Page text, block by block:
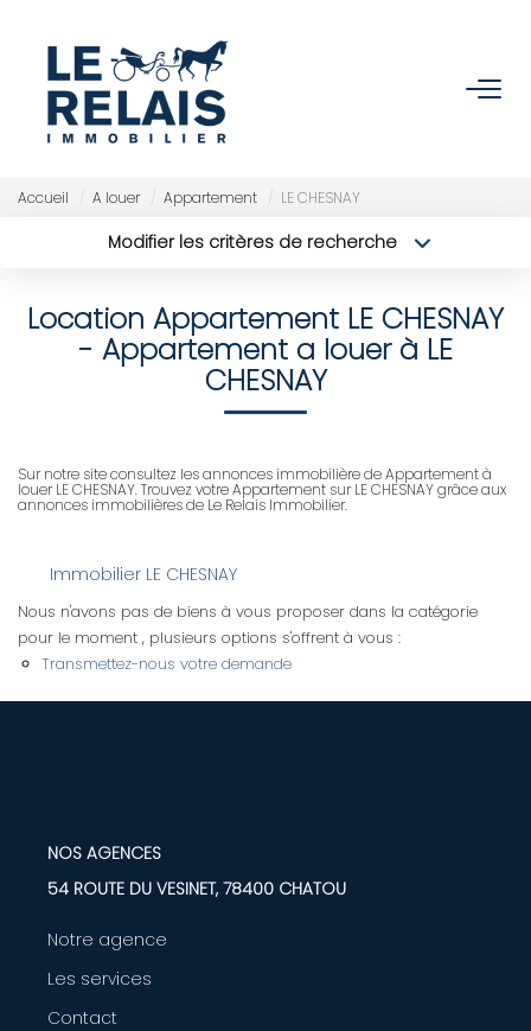
ACHETER
Nos Biens
VENDRE/ESTIMER
Nos Références
Nos Services
Nos Biens
Nos Biens
Accueil A louer Appartement LE CHESNAY
Modifier les critères de recherche
Sélectionnez...
Type de bien
Surface min
Location Appartement LE CHESNAY
- Appartement a louer à LE
CHESNAY
Sur notre site consultez les annonces immobilière de Appartement à
louer LE CHESNAY. Trouvez votre Appartement sur LE CHESNAY grâce aux
annonces immobilières de Le Relais Immobilier.
Immobilier LE CHESNAY
Nous n'avons pas de biens à vous proposer dans la catégorie
pour le moment , plusieurs options s'offrent à vous :
Transmettez-nous votre demande
NOS AGENCES
54 ROUTE DU VESINET, 78400 CHATOU
Notre agence
Les services
Contact